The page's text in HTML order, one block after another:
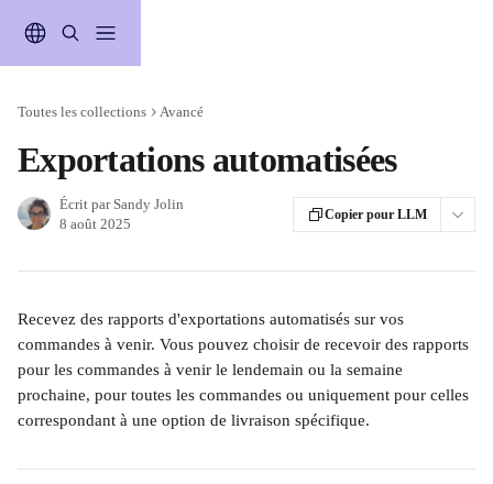
Toutes les collections Avancé
Exportations automatisées
Écrit par Sandy Jolin
8 août 2025
Copier pour LLM
Recevez des rapports d'exportations automatisés sur vos
commandes à venir. Vous pouvez choisir de recevoir des rapports
pour les commandes à venir le lendemain ou la semaine
prochaine, pour toutes les commandes ou uniquement pour celles
correspondant à une option de livraison spécifique.